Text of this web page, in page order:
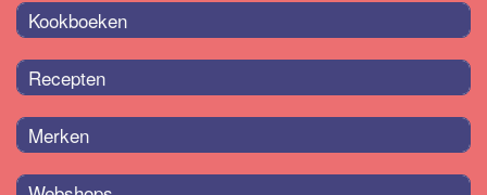
Kookboeken
Recepten
Merken